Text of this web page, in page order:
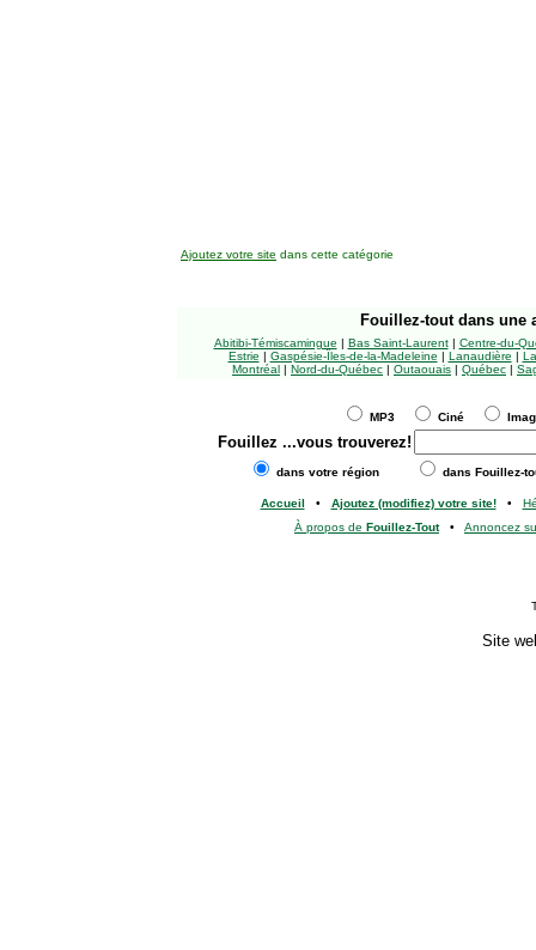
Ajoutez votre site dans cette catégorie
Fouillez-tout dans une
Abitibi-Témiscamingue | Bas Saint-Laurent| Centre-du-
Estrie | Gaspésie-Îles-de-la-Madeleine | Lanaudière |
Montréal | Nord-du-Québec | Outaouais | Québec |
MP3 Ciné
Fouillez ...vous trouverez!
dans votre région dans Fouillez-
Accueil • Ajoutez (modifiez) votre site!•
À propos de Fouillez-Tout• Annoncez
Site